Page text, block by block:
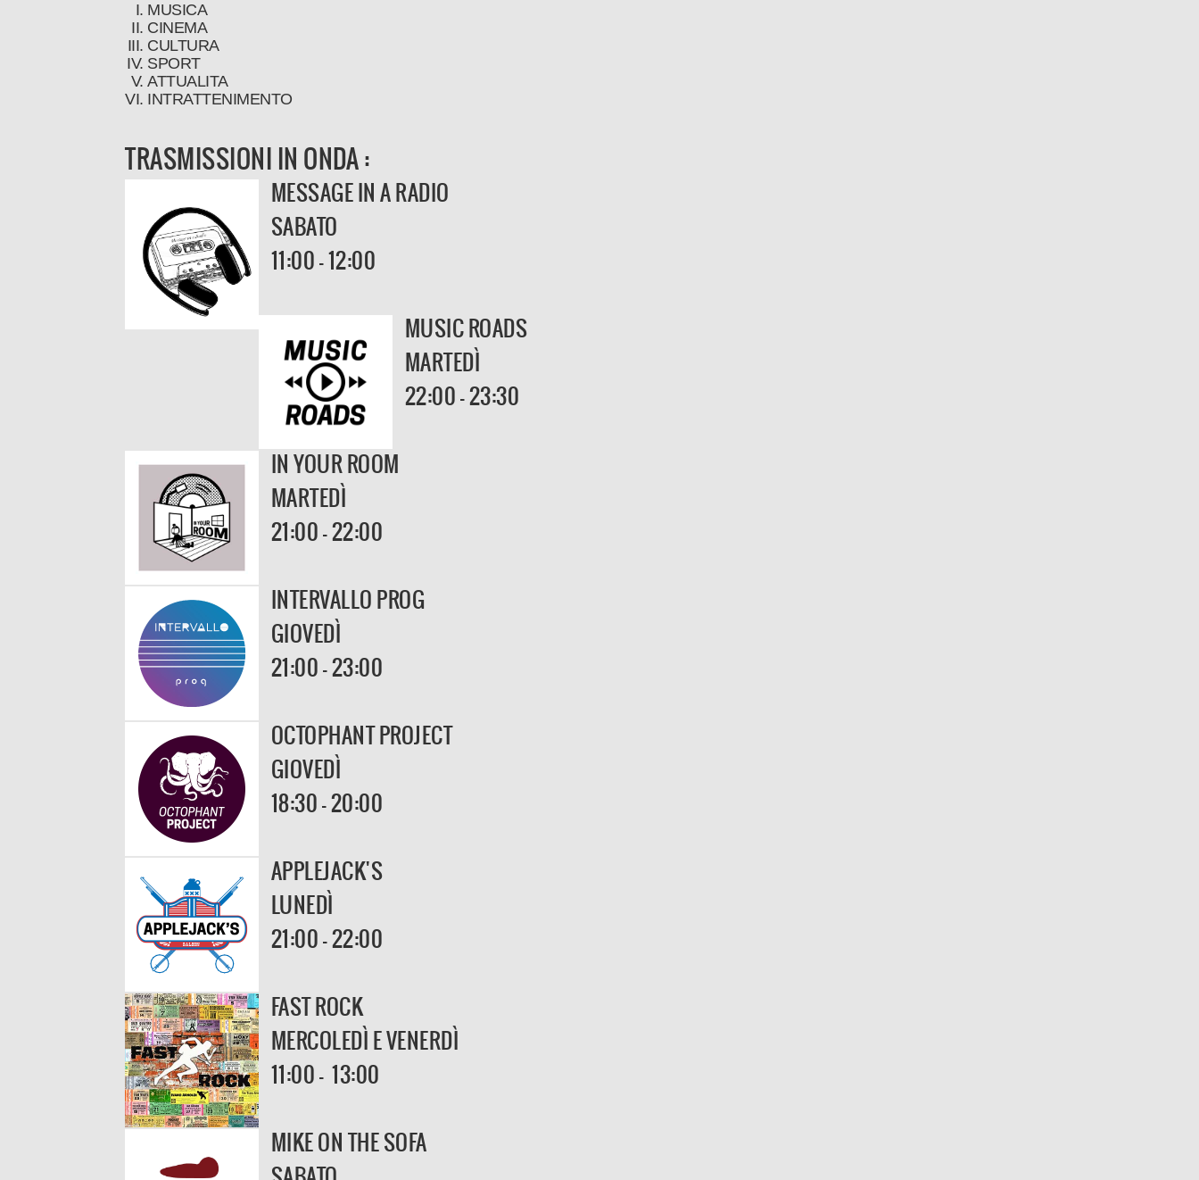
MUSICA
CINEMA
CULTURA
SPORT
ATTUALITA
INTRATTENIMENTO
TRASMISSIONI IN ONDA :
MESSAGE IN A RADIO
SABATO
11:00 - 12:00
MUSIC ROADS
MARTEDÌ
22:00 - 23:30
IN YOUR ROOM
MARTEDÌ
21:00 - 22:00
INTERVALLO PROG
GIOVEDÌ
21:00 - 23:00
OCTOPHANT PROJECT
GIOVEDÌ
18:30 - 20:00
APPLEJACK'S
LUNEDÌ
21:00 - 22:00
FAST ROCK
MERCOLEDÌ E VENERDÌ
11:00 - 13:00
MIKE ON THE SOFA